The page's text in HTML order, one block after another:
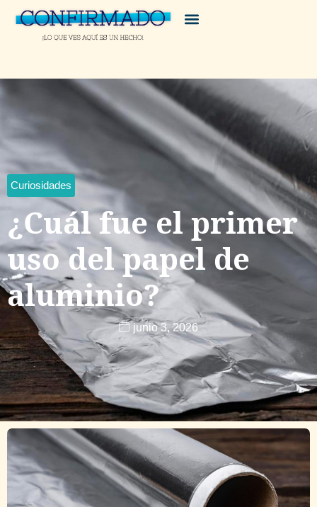
Curiosidades
¿Cuál fue el primer
uso del papel de
aluminio?
junio 3, 2026